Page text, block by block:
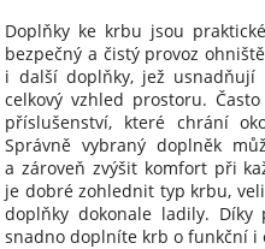
Doplňky ke krbu jsou
bezpečný a čistý provoz
i další doplňky, jež
celkový vzhled prostoru.
příslušenství, které chrání
Správně vybraný doplněk
a zároveň zvýšit komfort při
je dobré zohlednit typ krbu,
doplňky dokonale ladily.
snadno doplníte krb o funkční i